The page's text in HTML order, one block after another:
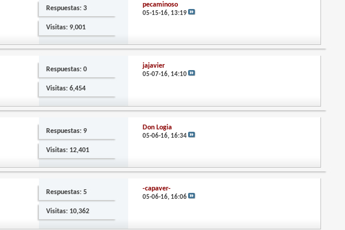
Respuestas: 3
Visitas: 9,001
pecaminoso
05-15-16, 13:19
Respuestas: 0
Visitas: 6,454
jajavier
05-07-16, 14:10
Respuestas: 9
Visitas: 12,401
Don Logia
05-06-16, 16:34
Respuestas: 5
Visitas: 10,362
-capaver-
05-06-16, 16:06